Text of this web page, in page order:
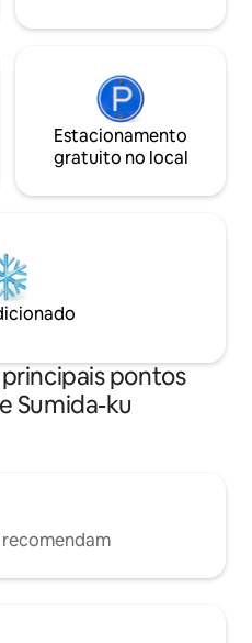
e
7
Você
Haneda
direto)
Skytree
para
excelente.
trem
【寝室・寝具（最
ーロフト）： ダ
3（アンダーロフ
台 ※アンダーロフト（天井高140cm）に
ついて：大人の方
となりますが、お
のような特別な空
洗機・ディスポー
・バス・トイレ：
バス、独立洗面台
フィニティチェ
Estacionamento
gratuito no local
pontos
Sumida-ku